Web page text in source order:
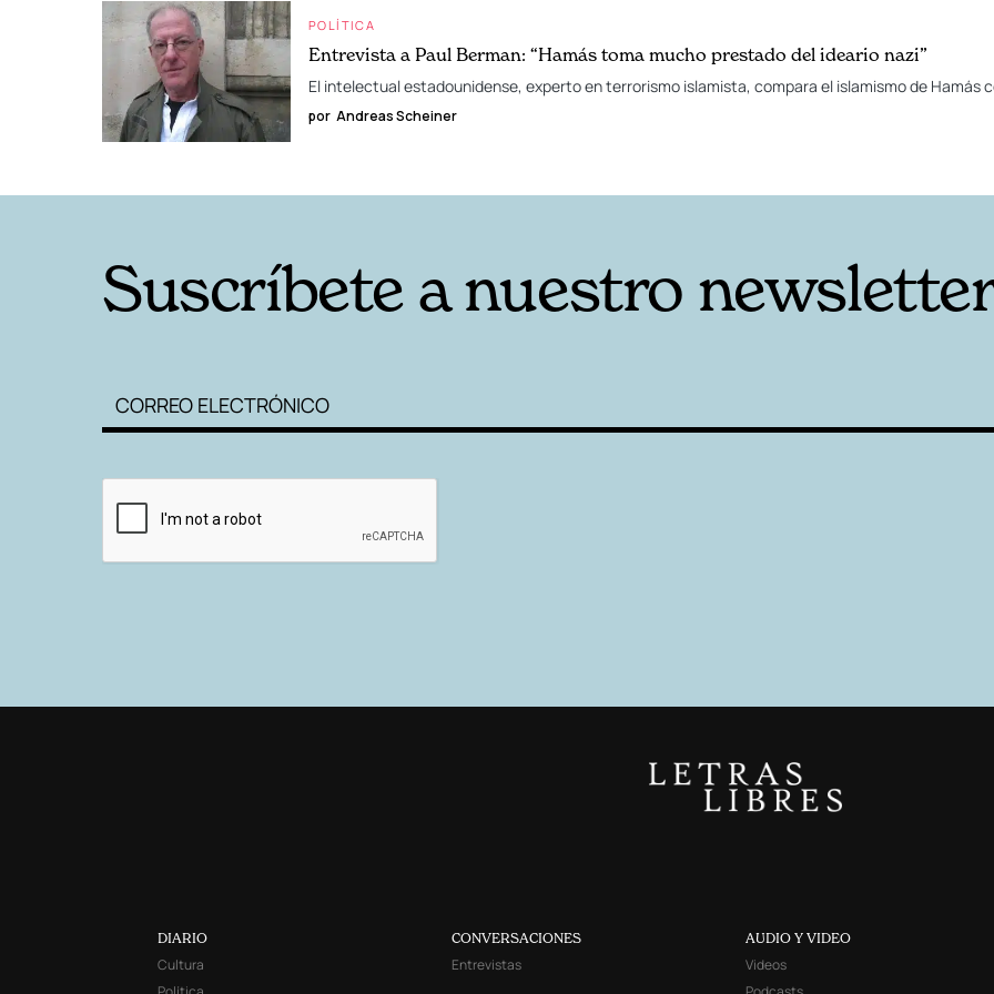
POLÍTICA
Entrevista a Paul Berman: “Hamás toma mucho prestado del ideario nazi”
El intelectual estadounidense, experto en terrorismo islamista, compara el islamismo de Hamás
por Andreas Scheiner
Suscríbete a nuestro
DIARIO
Cultura
CONVERSACIONES
Entrevistas
AUDIO Y VIDEO
Videos